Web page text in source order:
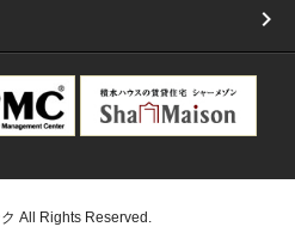
All Rights Reserved.